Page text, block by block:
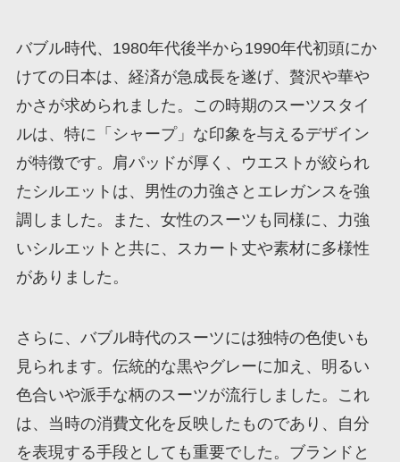
バブル時代、1980年代後半から1990年代初頭にか
けての日本は、経済が急成長を遂げ、贅沢や華や
かさが求められました。この時期のスーツスタイ
ルは、特に「シャープ」な印象を与えるデザイン
が特徴です。肩パッドが厚く、ウエストが絞られ
たシルエットは、男性の力強さとエレガンスを強
調しました。また、女性のスーツも同様に、力強
いシルエットと共に、スカート丈や素材に多様性
がありました。
さらに、バブル時代のスーツには独特の色使いも
見られます。伝統的な黒やグレーに加え、明るい
色合いや派手な柄のスーツが流行しました。これ
は、当時の消費文化を反映したものであり、自分
を表現する手段としても重要でした。ブランドと